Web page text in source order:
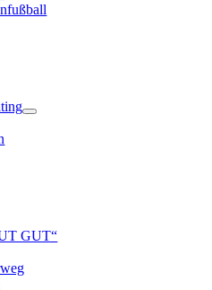
GUT“